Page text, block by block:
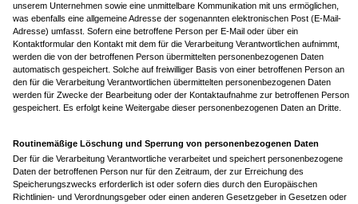
unserem Unternehmen sowie eine unmittelbare Kommunikation mit uns ermöglichen,
was ebenfalls eine allgemeine Adresse der sogenannten elektronischen Post (E-Mail-
Adresse) umfasst. Sofern eine betroffene Person per E-Mail oder über ein
Kontaktformular den Kontakt mit dem für die Verarbeitung Verantwortlichen aufnimmt,
werden die von der betroffenen Person übermittelten personenbezogenen Daten
automatisch gespeichert. Solche auf freiwilliger Basis von einer betroffenen Person an
den für die Verarbeitung Verantwortlichen übermittelten personenbezogenen Daten
werden für Zwecke der Bearbeitung oder der Kontaktaufnahme zur betroffenen Person
gespeichert. Es erfolgt keine Weitergabe dieser personenbezogenen Daten an Dritte.
Routinemäßige Löschung und Sperrung von personenbezogenen Daten
Der für die Verarbeitung Verantwortliche verarbeitet und speichert personenbezogene
Daten der betroffenen Person nur für den Zeitraum, der zur Erreichung des
Speicherungszwecks erforderlich ist oder sofern dies durch den Europäischen
Richtlinien- und Verordnungsgeber oder einen anderen Gesetzgeber in Gesetzen oder